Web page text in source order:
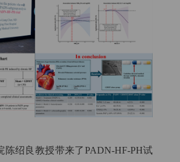
陈绍良教授带来了PADN-HF-PH试